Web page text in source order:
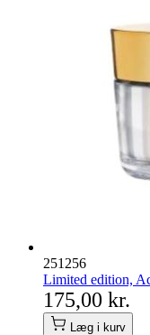
251256
Limited edition,
175,00 kr.
Læg i kurv